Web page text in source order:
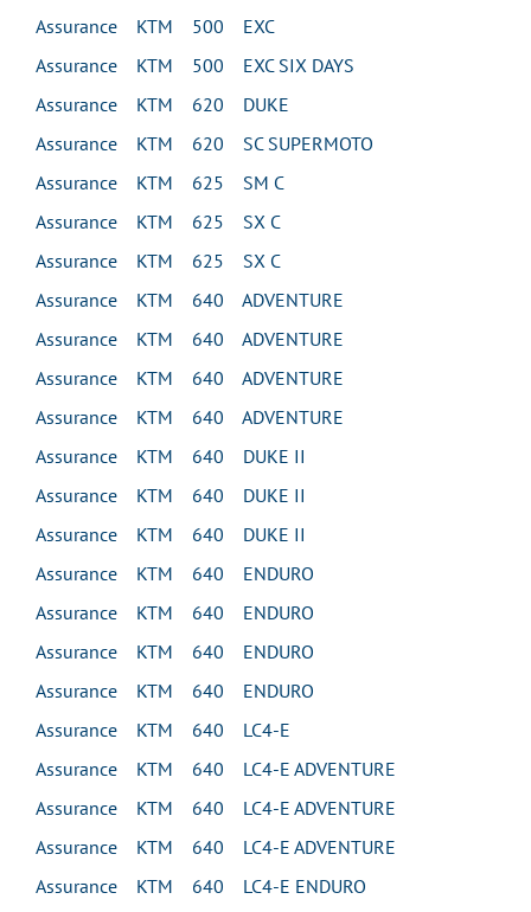
Assurance KTM 500 EXC
Assurance KTM 500 EXC SIX DAYS
Assurance KTM 620 DUKE
Assurance KTM 620 SC SUPERMOTO
Assurance KTM 625 SM C
Assurance KTM 625 SX C
Assurance KTM 625 SX C
Assurance KTM 640 ADVENTURE
Assurance KTM 640 ADVENTURE
Assurance KTM 640 ADVENTURE
Assurance KTM 640 ADVENTURE
Assurance KTM 640 DUKE II
Assurance KTM 640 DUKE II
Assurance KTM 640 DUKE II
Assurance KTM 640 ENDURO
Assurance KTM 640 ENDURO
Assurance KTM 640 ENDURO
Assurance KTM 640 ENDURO
Assurance KTM 640 LC4-E
Assurance KTM 640 LC4-E ADVENTURE
Assurance KTM 640 LC4-E ADVENTURE
Assurance KTM 640 LC4-E ADVENTURE
Assurance KTM 640 LC4-E ENDURO